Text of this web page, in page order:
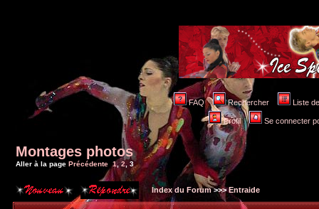
FAQ Rechercher Liste
Profil Se connecter
Montages photos
Aller à la page Précédente 1,2 3
Index du Forum>>>Entraide